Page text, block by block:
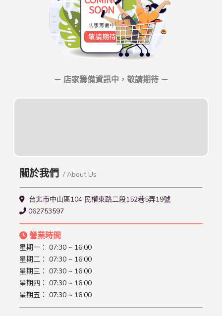
－ 店家籌備資訊中，敬請期待 －
關於我們 / About Us
台北市中山區104 民權東路二段152巷5弄19號
062753597
營業時間
星期一： 07:30 ~ 16:00
星期二： 07:30 ~ 16:00
星期三： 07:30 ~ 16:00
星期四： 07:30 ~ 16:00
星期五： 07:30 ~ 16:00